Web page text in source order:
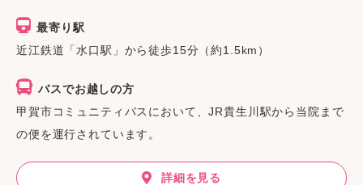
最寄り駅
近江鉄道「水口駅」から徒歩15分 （約1.5km）
バスでお越しの方
甲賀市コミュニティバスにおいて、JR貴生川駅から当院まで
の便を運行されています。
詳細を見る